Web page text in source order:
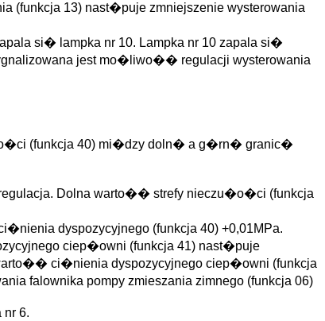
(funkcja 13) nast�puje zmniejszenie wysterowania
si� lampka nr 10. Lampka nr 10 zapala si�
jest mo�liwo�� regulacji wysterowania
(funkcja 40) mi�dzy doln� a g�rn� granic�
Dolna warto�� strefy nieczu�o�ci (funkcja
dyspozycyjnego (funkcja 40) +0,01MPa.
ciep�owni (funkcja 41) nast�puje
ci�nienia dyspozycyjnego ciep�owni (funkcja
falownika pompy zmieszania zimnego (funkcja 06)
6.